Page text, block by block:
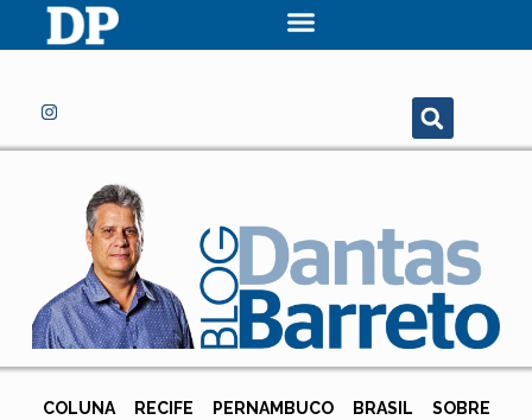
COLUNA RECIFE PERNAMBUCO BRASIL SOBRE